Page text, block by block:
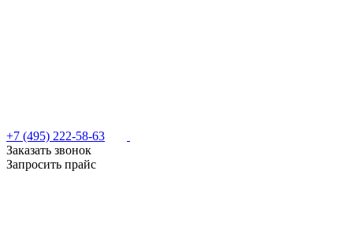
+7 (495) 222-58-63
Заказать звонок
Запросить прайс